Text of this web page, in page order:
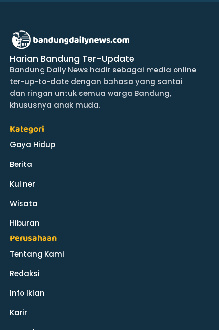
Harian Bandung Ter-Update
Bandung Daily News hadir sebagai media online
ter-up-to-date dengan bahasa yang santai
dan ringan untuk semua warga Bandung,
khususnya anak muda.
Kategori
Gaya Hidup
Berita
Kuliner
Wisata
Hiburan
Perusahaan
Tentang Kami
Redaksi
Info Iklan
Karir